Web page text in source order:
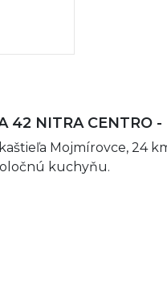
42 NITRA CENTRO -
Mojmírovce, 24
kuchyňu.